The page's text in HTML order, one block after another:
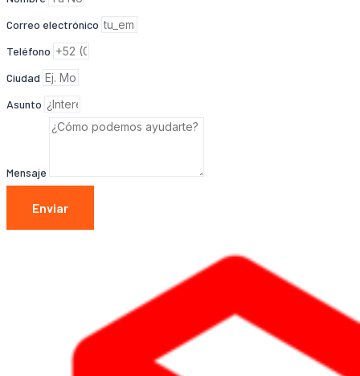
Correo electrónico
Teléfono
Ciudad
Asunto
Mensaje
Enviar